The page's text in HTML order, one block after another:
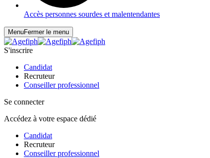
Accès personnes sourdes et malentendantes
MenuFermer le menu
S'inscrire
Candidat
Recruteur
Conseiller professionnel
Se connecter
Accédez à votre espace dédié
Candidat
Recruteur
Conseiller professionnel